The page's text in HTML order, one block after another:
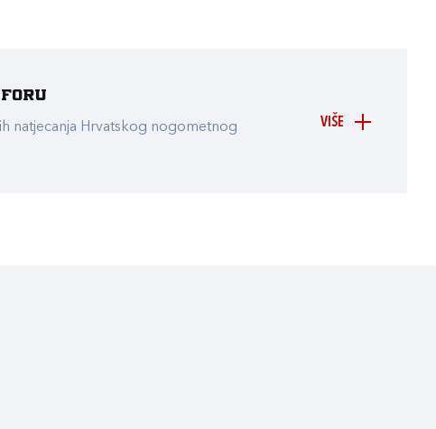
VIŠE
natjecanja Hrvatskog nogometnog